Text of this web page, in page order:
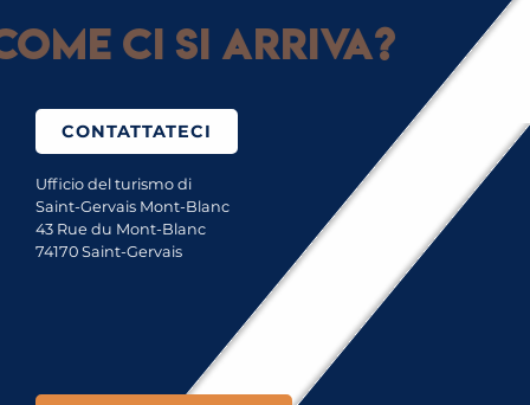
ci si arriva?
CONTATTATECI
Ufficio del turismo di
Saint-Gervais Mont-Blanc
43 Rue du Mont-Blanc
74170 Saint-Gervais